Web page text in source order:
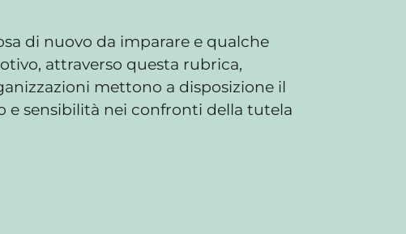
di nuovo da imparare e qualche
attraverso questa rubrica,
mettono a disposizione il
e sensibilità nei confronti della tutela